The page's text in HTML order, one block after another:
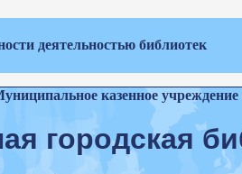
деятельностью библиотек
казенное
городская